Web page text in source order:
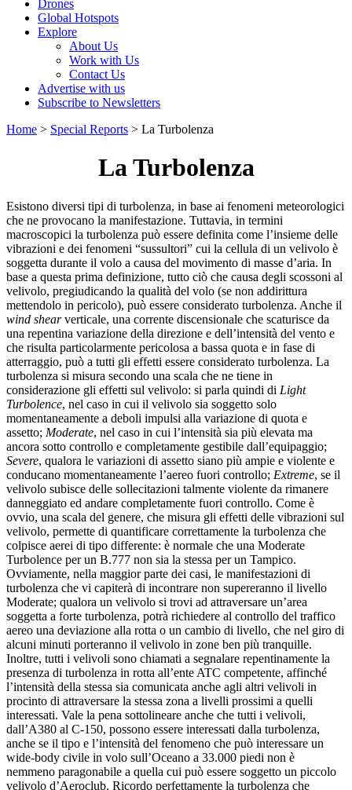
Drones
Global Hotspots
Explore
About Us
Work with Us
Contact Us
Advertise with us
Subscribe to Newsletters
Home > Special Reports > La Turbolenza
La Turbolenza
Esistono diversi tipi di turbolenza, in base ai fenomeni meteorologici
che ne provocano la manifestazione. Tuttavia, in termini
macroscopici la turbolenza può essere definita come l’insieme delle
vibrazioni e dei fenomeni “sussultori” cui la cellula di un velivolo è
soggetta durante il volo a causa del movimento di masse d’aria. In
base a questa prima definizione, tutto ciò che causa degli scossoni al
velivolo, pregiudicando la qualità del volo (se non addirittura
mettendolo in pericolo), può essere considerato turbolenza. Anche il
wind shearverticale, una corrente discensionale che scaturisce da
una repentina variazione della direzione e dell’intensità del vento e
che risulta particolarmente pericolosa a bassa quota e in fase di
atterraggio, può a tutti gli effetti essere considerato turbolenza. La
turbolenza si misura secondo una scala che ne tiene in
considerazione gli effetti sul velivolo: si parla quindi di Light
Turbolence, nel caso in cui il velivolo sia soggetto solo
momentaneamente a deboli impulsi alla variazione di quota e
assetto; Moderate, nel caso in cui l’intensità sia più elevata ma
ancora sotto controllo e completamente gestibile dall’equipaggio;
Severe, qualora le variazioni di assetto siano più ampie e violente e
conducano momentaneamente l’aereo fuori controllo; Extreme, se il
velivolo subisce delle sollecitazioni talmente violente da rimanere
danneggiato ed andare completamente fuori controllo. Come è
ovvio, una scala del genere, che misura gli effetti delle vibrazioni sul
velivolo, permette di quantificare correttamente la turbolenza che
colpisce aerei di tipo differente: è normale che una Moderate
Turbolence per un B.777 non sia la stessa per un Tampico.
Ovviamente, nella maggior parte dei casi, le manifestazioni di
turbolenza che vi capiterà di incontrare non supereranno il livello
Moderate; qualora un velivolo si trovi ad attraversare un’area
soggetta a forte turbolenza, potrà richiedere al controllo del traffico
aereo una deviazione alla rotta o un cambio di livello, che nel giro di
alcuni minuti porteranno il velivolo in zone ben più tranquille.
Inoltre, tutti i velivoli sono chiamati a segnalare repentinamente la
presenza di turbolenza in rotta all’ente ATC competente, affinché
l’intensità della stessa sia comunicata anche agli altri velivoli in
procinto di attraversare la stessa zona a livelli prossimi a quelli
interessati. Vale la pena sottolineare anche che tutti i velivoli,
dall’A380 al C-150, possono essere interessati dalla turbolenza,
anche se il tipo e l’intensità del fenomeno che può interessare un
wide-body civile in volo sull’Oceano a 33.000 piedi non è
nemmeno paragonabile a quella cui può essere soggetto un piccolo
velivolo d’Aeroclub. Ricordo perfettamente la turbolenza che